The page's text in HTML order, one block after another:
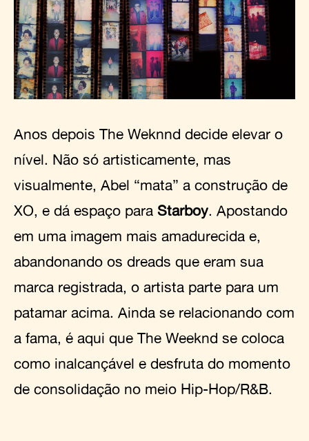
Anos depois The Weknnd decide elevar o
nível. Não só artisticamente, mas
visualmente, Abel “mata” a construção de
XO, e dá espaço para Starboy. Apostando
em uma imagem mais amadurecida e,
abandonando os dreads que eram sua
marca registrada, o artista parte para um
patamar acima. Ainda se relacionando com
a fama, é aqui que The Weeknd se coloca
como inalcançável e desfruta do momento
de consolidação no meio Hip-Hop/R&B.